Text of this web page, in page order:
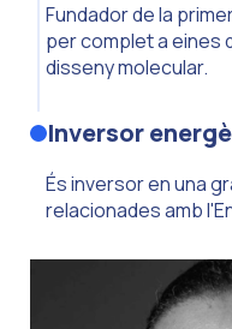
Fundador de la
per complet a eines
disseny molecular.
Inversor
És inversor en una
relacionades amb